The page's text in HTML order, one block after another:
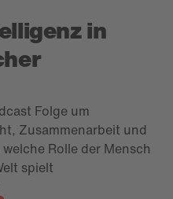
in
Folge um
Zusammenarbeit und
Rolle der Mensch
spielt